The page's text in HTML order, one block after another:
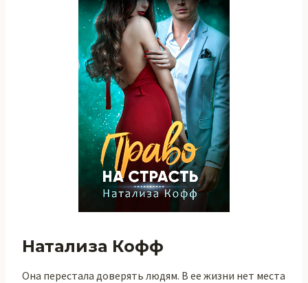
Натализа Кофф
Она перестала доверять людям. В ее жизни нет места